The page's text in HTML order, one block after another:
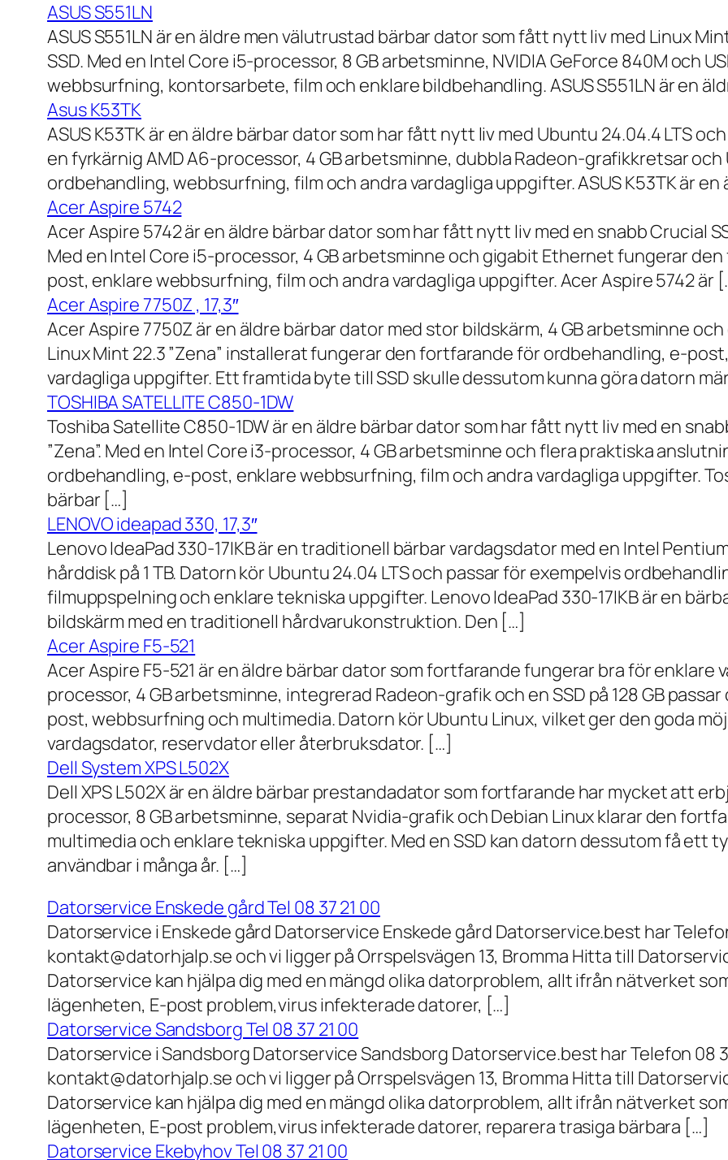
ASUS S551LN
ASUS S551LN är en äldre men välutrustad bärbar dator som fått nytt liv med Linux
SSD. Med en Intel Core i5-processor, 8 GB arbetsminne, NVIDIA GeForce 840M och
webbsurfning, kontorsarbete, film och enklare bildbehandling. ASUS S551LN är en
Asus K53TK
ASUS K53TK är en äldre bärbar dator som har fått nytt liv med Ubuntu 24.04.4 LTS
en fyrkärnig AMD A6-processor, 4 GB arbetsminne, dubbla Radeon-grafikkretsar
ordbehandling, webbsurfning, film och andra vardagliga uppgifter. ASUS K53TK är
Acer Aspire 5742
Acer Aspire 5742 är en äldre bärbar dator som har fått nytt liv med en snabb Crucial
Med en Intel Core i5-processor, 4 GB arbetsminne och gigabit Ethernet fungerar
post, enklare webbsurfning, film och andra vardagliga uppgifter. Acer Aspire 5742 är
Acer Aspire 7750Z , 17,3″
Acer Aspire 7750Z är en äldre bärbar dator med stor bildskärm, 4 GB arbetsminne
Linux Mint 22.3 ”Zena” installerat fungerar den fortfarande för ordbehandling, e-
vardagliga uppgifter. Ett framtida byte till SSD skulle dessutom kunna göra datorn
TOSHIBA SATELLITE C850-1DW
Toshiba Satellite C850-1DW är en äldre bärbar dator som har fått nytt liv med en
”Zena”. Med en Intel Core i3-processor, 4 GB arbetsminne och flera praktiska
ordbehandling, e-post, enklare webbsurfning, film och andra vardagliga uppgifter.
bärbar […]
LENOVO ideapad 330, 17,3″
Lenovo IdeaPad 330-17IKB är en traditionell bärbar vardagsdator med en Intel
hårddisk på 1 TB. Datorn kör Ubuntu 24.04 LTS och passar för exempelvis
filmuppspelning och enklare tekniska uppgifter. Lenovo IdeaPad 330-17IKB är en
bildskärm med en traditionell hårdvarukonstruktion. Den […]
Acer Aspire F5-521
Acer Aspire F5-521 är en äldre bärbar dator som fortfarande fungerar bra för enklare
processor, 4 GB arbetsminne, integrerad Radeon-grafik och en SSD på 128 GB
post, webbsurfning och multimedia. Datorn kör Ubuntu Linux, vilket ger den goda
vardagsdator, reservdator eller återbruksdator. […]
Dell System XPS L502X
Dell XPS L502X är en äldre bärbar prestandadator som fortfarande har mycket att
processor, 8 GB arbetsminne, separat Nvidia-grafik och Debian Linux klarar den
multimedia och enklare tekniska uppgifter. Med en SSD kan datorn dessutom få
användbar i många år. […]
Datorservice Enskede gård Tel 08 37 21 00
Datorservice i Enskede gård Datorservice Enskede gård Datorservice.best har
kontakt@datorhjalp.se och vi ligger på Orrspelsvägen 13, Bromma Hitta till
Datorservice kan hjälpa dig med en mängd olika datorproblem, allt ifrån nätverket
lägenheten, E-post problem,virus infekterade datorer, […]
Datorservice Sandsborg Tel 08 37 21 00
Datorservice i Sandsborg Datorservice Sandsborg Datorservice.best har Telefon 08
kontakt@datorhjalp.se och vi ligger på Orrspelsvägen 13, Bromma Hitta till
Datorservice kan hjälpa dig med en mängd olika datorproblem, allt ifrån nätverket
lägenheten, E-post problem,virus infekterade datorer, reparera trasiga bärbara […]
Datorservice Ekebyhov Tel 08 37 21 00